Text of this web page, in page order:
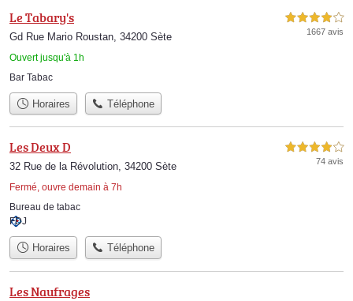
Le Tabary's
Gd Rue Mario Roustan, 34200 Sète
Ouvert jusqu'à 1h
4,0 étoiles sur 5
1667 avis
Bar Tabac
Horaires Téléphone
Les Deux D
32 Rue de la Révolution, 34200 Sète
Fermé, ouvre demain à 7h
4,0 étoiles sur 5
74 avis
Bureau de tabac
FDJ
Horaires Téléphone
Les Naufrages